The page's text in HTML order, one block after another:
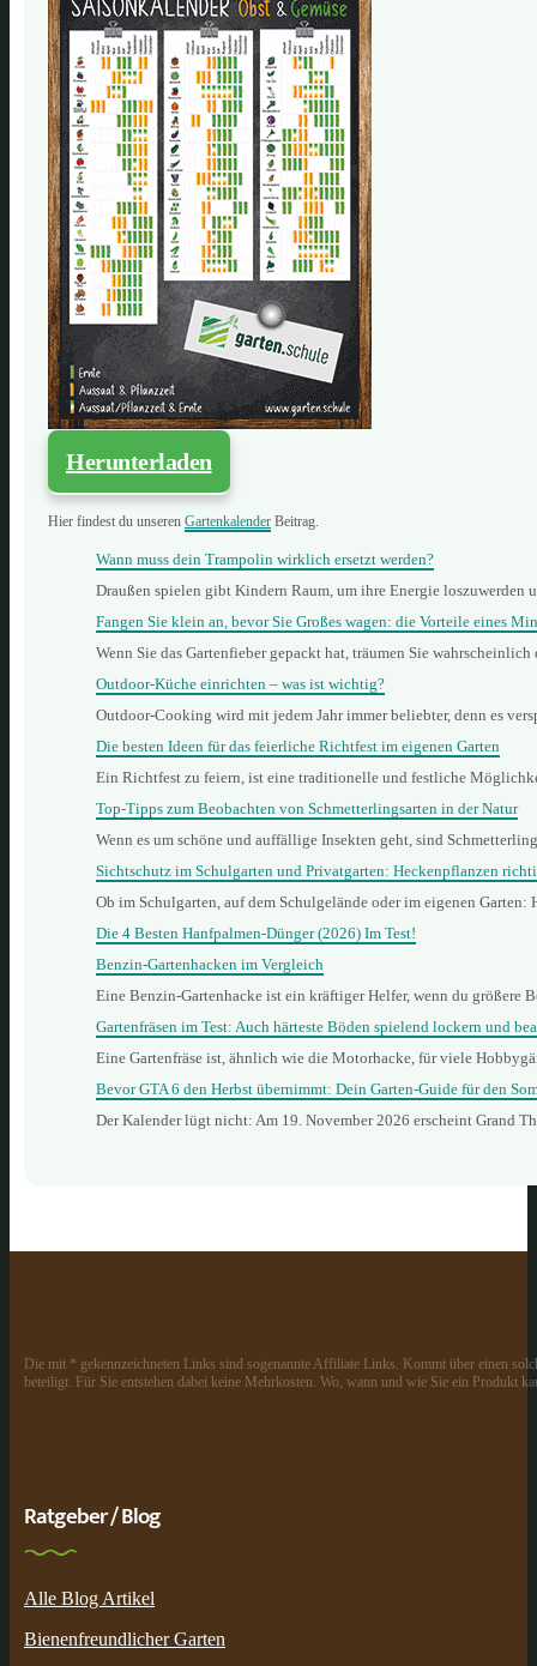
Herunterladen
Hier findest du unseren Gartenkalender Beitrag.
Wann muss dein Trampolin wirklich ersetzt werden?
Draußen spielen gibt Kindern Raum, um ihre Energie
Fangen Sie klein an, bevor Sie Großes wagen: die Vorteile eines
Wenn Sie das Gartenfieber gepackt hat, träumen Sie
Outdoor-Küche einrichten – was ist wichtig?
Outdoor-Cooking wird mit jedem Jahr immer beliebter, denn es
Die besten Ideen für das feierliche Richtfest im eigenen Garten
Ein Richtfest zu feiern, ist eine traditionelle und festliche
Top-Tipps zum Beobachten von Schmetterlingsarten in der Natur
Wenn es um schöne und auffällige Insekten geht, sind
Sichtschutz im Schulgarten und Privatgarten: Heckenpflanzen
Ob im Schulgarten, auf dem Schulgelände oder im eigenen
Die 4 Besten Hanfpalmen-Dünger (2026) Im Test!
Benzin‑Gartenhacken im Vergleich
Eine Benzin‑Gartenhacke ist ein kräftiger Helfer, wenn du
Gartenfräsen im Test: Auch härteste Böden spielend lockern und
Eine Gartenfräse ist, ähnlich wie die Motorhacke, für viele
Bevor GTA 6 den Herbst übernimmt: Dein Garten-Guide für den
Der Kalender lügt nicht: Am 19. November 2026 erscheint Grand
Die mit * gekennzeichneten Links sind sogenannte Affiliate Links. Kommt über einen
beteiligt. Für Sie entstehen dabei keine Mehrkosten. Wo, wann und wie Sie ein Produkt
Ratgeber / Blog
Alle Blog Artikel
Bienenfreundlicher Garten